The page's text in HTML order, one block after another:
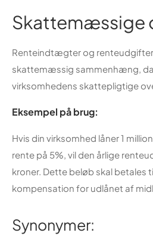
Skattemæssige
Renteindtægter og renteudgifter
skattemæssig sammenhæng,
virksomhedens skattepligtige
Eksempel på brug:
Hvis din virksomhed låner 1
rente på 5%, vil den årlige
kroner. Dette beløb skal betales
kompensation for udlånet af
Synonymer: